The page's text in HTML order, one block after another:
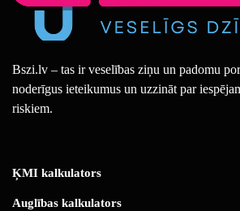
Bszi.lv – tas ir veselības ziņu un padomu
noderīgus ieteikumus un uzzināt par
riskiem.
ĶMI kalkulators
Auglības kalkulators